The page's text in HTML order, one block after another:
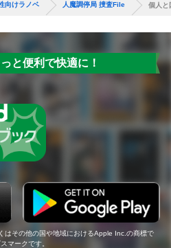
向けラノベ 人魔調停局 捜査File 個人
と便利で快適に！
はその他の国や地域におけるApple Inc.の商標で
マークです。